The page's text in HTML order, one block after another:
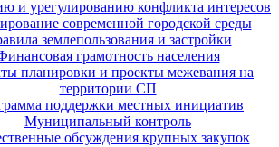
и урегулированию конфликта интересов
современной городской среды
землепользования и застройки
грамотность населения
планировки и проекты межевания на
территории СП
поддержки местных инициатив
Муниципальный контроль
обсуждения крупных закупок